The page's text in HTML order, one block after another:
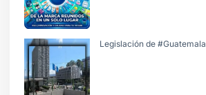
Legislación de #Guatemala